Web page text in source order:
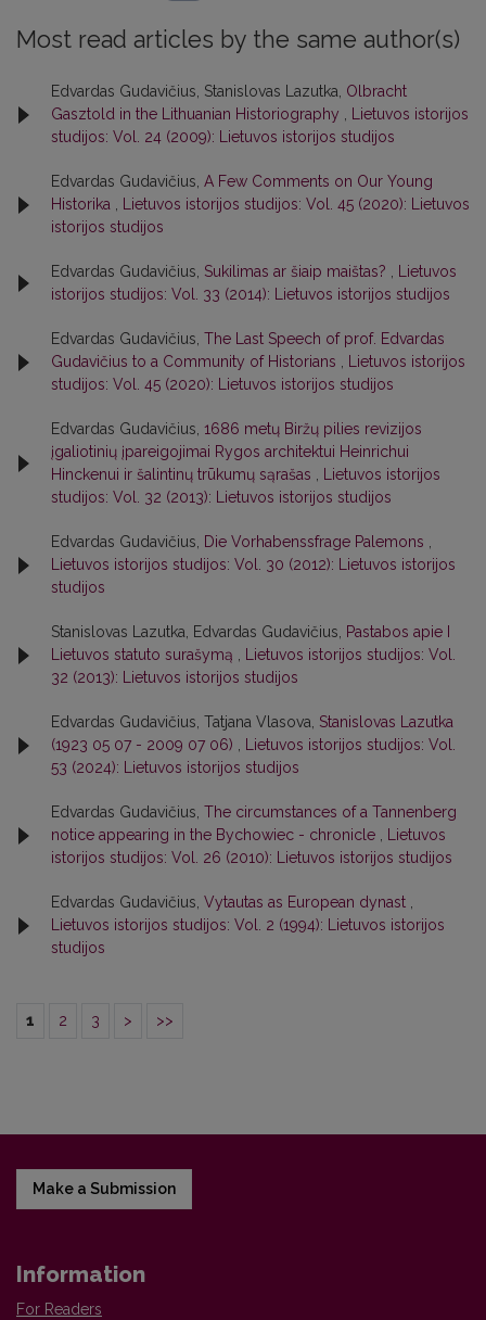
Most read articles by the same author(s)
Edvardas Gudavičius, Stanislovas Lazutka, Olbracht
Gasztold in the Lithuanian Historiography
Lietuvos istorijos
studijos: Vol. 24 (2009): Lietuvos istorijos studijos
Edvardas Gudavičius, A Few Comments on Our Young
Historika
Lietuvos istorijos studijos: Vol. 45 (2020): Lietuvos
istorijos studijos
Edvardas Gudavičius, Sukilimas ar šiaip maištas?
Lietuvos
istorijos studijos: Vol. 33 (2014): Lietuvos istorijos studijos
Edvardas Gudavičius, The Last Speech of prof. Edvardas
Gudavičius to a Community of Historians
Lietuvos istorijos
studijos: Vol. 45 (2020): Lietuvos istorijos studijos
Edvardas Gudavičius, 1686 metų Biržų pilies revizijos
įgaliotinių įpareigojimai Rygos architektui Heinrichui
Hinckenui ir šalintinų trūkumų sąrašas
Lietuvos istorijos
studijos: Vol. 32 (2013): Lietuvos istorijos studijos
Edvardas Gudavičius, Die Vorhabenssfrage Palemons
Lietuvos istorijos studijos: Vol. 30 (2012): Lietuvos istorijos
studijos
Stanislovas Lazutka, Edvardas Gudavičius,
Pastabos apie I
Lietuvos statuto surašymą
Lietuvos istorijos studijos: Vol.
32 (2013): Lietuvos istorijos studijos
Edvardas Gudavičius, Tatjana Vlasova, Stanislovas Lazutka
(1923 05 07 - 2009 07 06)
Lietuvos istorijos studijos: Vol.
53 (2024): Lietuvos istorijos studijos
Edvardas Gudavičius, The circumstances of a Tannenberg
notice appearing in the Bychowiec - chronicle
Lietuvos
istorijos studijos: Vol. 26 (2010): Lietuvos istorijos studijos
Edvardas Gudavičius, Vytautas as European dynast
Lietuvos istorijos studijos: Vol. 2 (1994): Lietuvos istorijos
studijos
1 2 3 > >>
Make a Submission
Information
For Readers